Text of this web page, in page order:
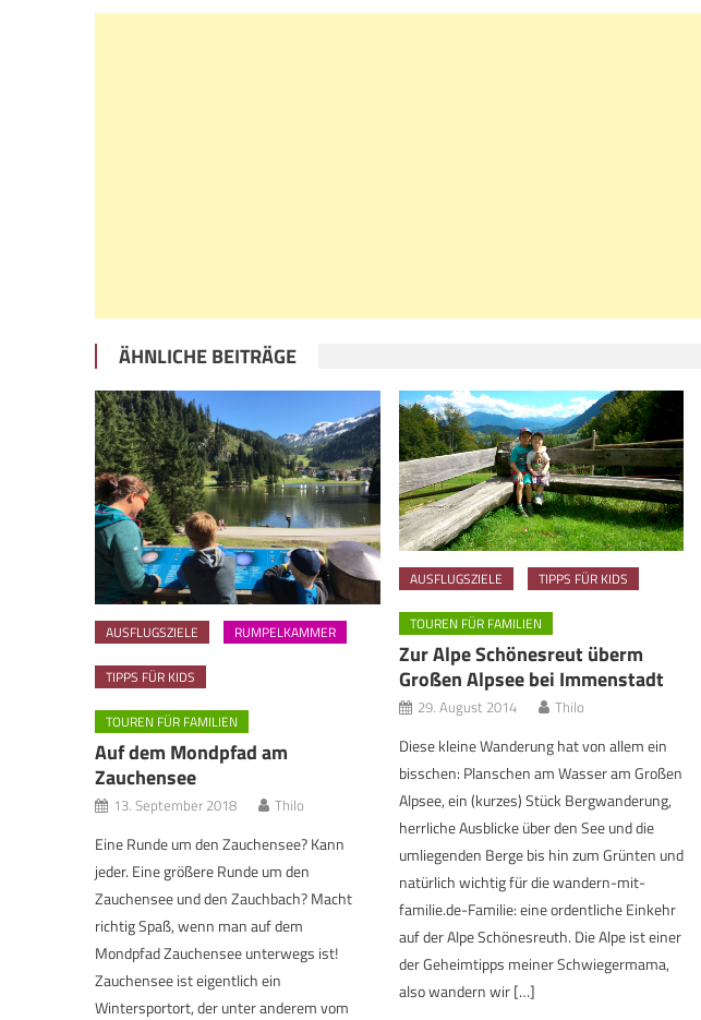
ÄHNLICHE BEITRÄGE
AUSFLUGSZIELE RUMPELKAMMER
TIPPS FÜR KIDS
TOUREN FÜR FAMILIEN
Auf dem Mondpfad am
Zauchensee
13. September 2018 Thilo
Eine Runde um den Zauchensee? Kann
jeder. Eine größere Runde um den
Zauchensee und den Zauchbach? Macht
richtig Spaß, wenn man auf dem
Mondpfad Zauchensee unterwegs ist!
Zauchensee ist eigentlich ein
Wintersportort, der unter anderem vom
AUSFLUGSZIELE TIPPS FÜR KIDS
TOUREN FÜR FAMILIEN
Zur Alpe Schönesreut überm
Großen Alpsee bei Immenstadt
29. August 2014 Thilo
Diese kleine Wanderung hat von allem ein
bisschen: Planschen am Wasser am Großen
Alpsee, ein (kurzes) Stück Bergwanderung,
herrliche Ausblicke über den See und die
umliegenden Berge bis hin zum Grünten und
natürlich wichtig für die wandern-mit-
familie.de-Familie: eine ordentliche Einkehr
auf der Alpe Schönesreuth. Die Alpe ist einer
der Geheimtipps meiner Schwiegermama,
also wandern wir […]